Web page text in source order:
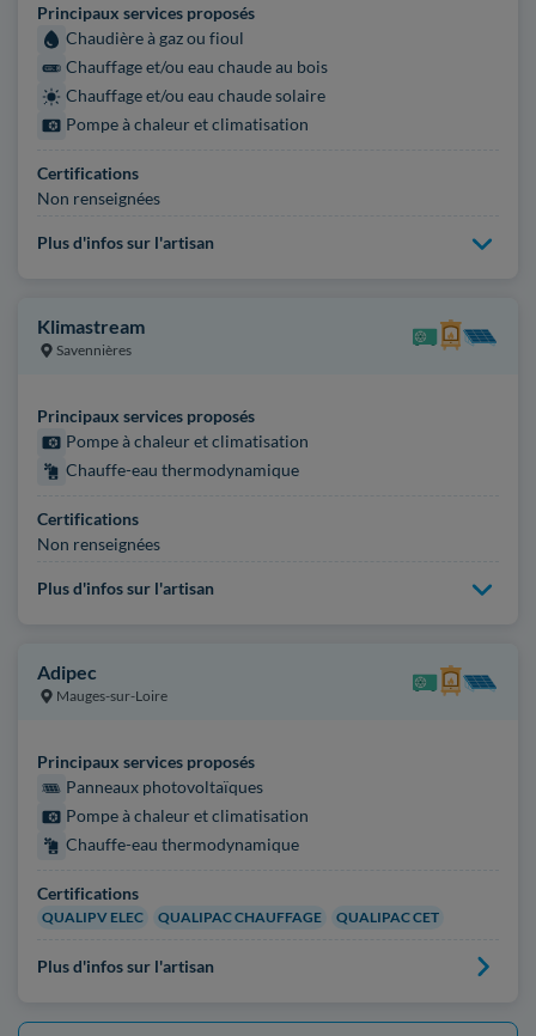
Principaux services proposés
Chaudière à gaz ou fioul
Chauffage et/ou eau chaude au bois
Chauffage et/ou eau chaude solaire
Pompe à chaleur et climatisation
Certifications
Non renseignées
Plus d'infos sur l'artisan
Klimastream
Savennières
Principaux services proposés
Pompe à chaleur et climatisation
Chauffe-eau thermodynamique
Certifications
Non renseignées
Plus d'infos sur l'artisan
Adipec
Mauges-sur-Loire
Principaux services proposés
Panneaux photovoltaïques
Pompe à chaleur et climatisation
Chauffe-eau thermodynamique
Certifications
QUALIPV ELEC QUALIPAC CHAUFFAGE QUALIPAC CET
Plus d'infos sur l'artisan